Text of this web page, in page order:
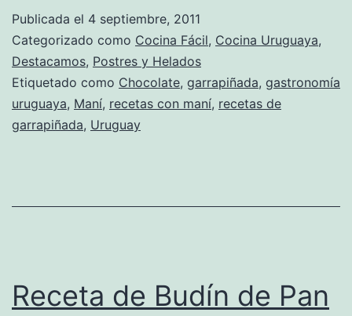
Publicada el 4 septiembre, 2011
Categorizado como Cocina Fácil, Cocina Uruguaya,
Destacamos, Postres y Helados
Etiquetado como Chocolate, garrapiñada, gastronomía
uruguaya, Maní, recetas con maní, recetas de
garrapiñada, Uruguay
Receta de Budín de Pan